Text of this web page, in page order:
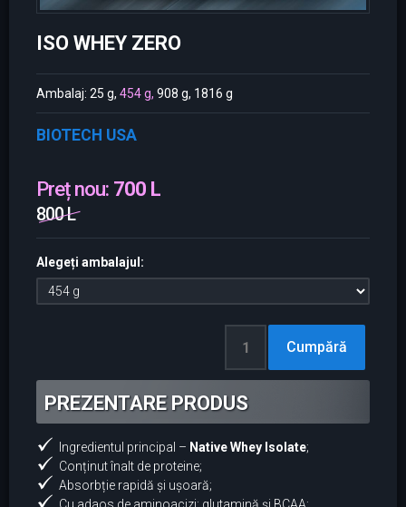
ISO WHEY ZERO
Ambalaj: 25 g, 454 g, 908 g, 1816 g
BIOTECH USA
Preț nou: 700 L
800 L
Alegeți ambalajul:
PREZENTARE PRODUS
Ingredientul principal – Native Whey Isolate;
Conținut înalt de proteine;
Absorbție rapidă și ușoară;